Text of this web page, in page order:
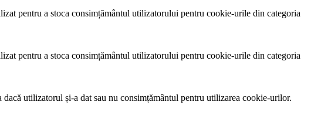
pentru a stoca consimțământul utilizatorului pentru cookie-urile din categoria
pentru a stoca consimțământul utilizatorului pentru cookie-urile din categoria
utilizatorul și-a dat sau nu consimțământul pentru utilizarea cookie-urilor.